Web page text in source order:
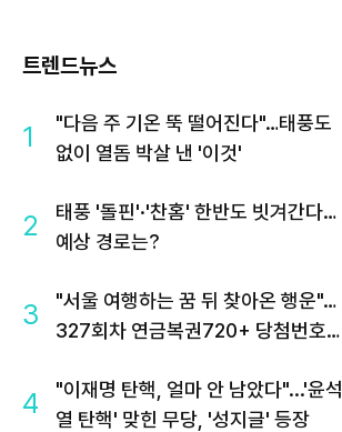
트렌드뉴스
1
"다음 주 기온 뚝 떨어진다"…태풍도
없이 열돔 박살 낸 '이것'
2
태풍 '돌핀'·'찬홈' 한반도 빗겨간다…
예상 경로는?
3
"서울 여행하는 꿈 뒤 찾아온 행운"…
327회차 연금복권720+ 당첨번호조
4
"이재명 탄핵, 얼마 안 남았다"...'윤석
열 탄핵' 맞힌 무당, '성지글' 등장